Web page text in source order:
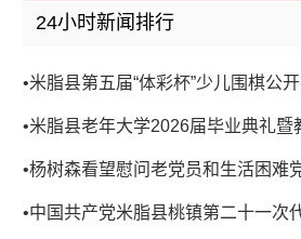
24小时新闻排行
•米脂县第五届“体彩杯”少儿围棋公
•米脂县老年大学2026届毕业典礼暨
•杨树森看望慰问老党员和生活困难
•中国共产党米脂县桃镇第二十一次